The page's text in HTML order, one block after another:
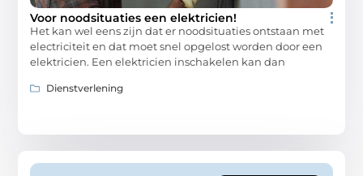
Voor noodsituaties een elektricien!
Het kan wel eens zijn dat er noodsituaties ontstaan met
electriciteit en dat moet snel opgelost worden door een
elektricien. Een elektricien inschakelen kan dan
Dienstverlening